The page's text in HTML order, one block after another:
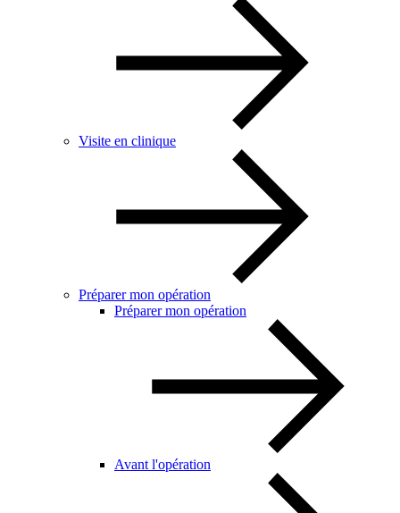
Visite en clinique
Préparer mon opération
Préparer mon opération
Avant l'opération